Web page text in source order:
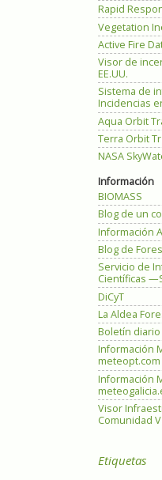
Rapid
Vegetation
Active Fire
Visor de
EE.UU.
Sistema de
Incidencias
Aqua Orbit
Terra Orbit
NASA
Información
BIOMASS
Blog de un
Información
Blog de
Servicio de
Científicas
DiCyT
La Aldea
Boletín diario
Información
meteopt.com
Información
Visor
Comunidad
Etiquetas